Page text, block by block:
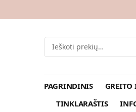
PAGRINDINIS GREITO
TINKLARAŠTIS